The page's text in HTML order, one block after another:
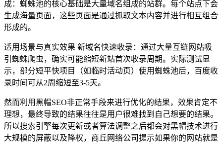
成：蜘蛛池的核心基础是大量域名组成的站群。每个站点下会
生成海量页面，这些页面是通过抓取文本内容并进行相互组合
形成的。
适用场景与真实效果 新域名快速收录：通过大量互链网站吸
引蜘蛛爬虫，确实可能缩短新站首次收录周期。实际测试显
示，部分短平快项目（如临时活动页）使用蜘蛛池后，百度收
录时间可从2周缩短至3-5天。
然而利用黑帽SEO非正常手段来进行优化的结果，效果肯定不
理想，最终导致的结果往往是用户很难找到自己想要的结果。
所以搜索引擎每次更新或者算法调整之后都会对黑帽技术进行
大规模的屏蔽以及降权，商丘网络公司提示如果你的网站就是